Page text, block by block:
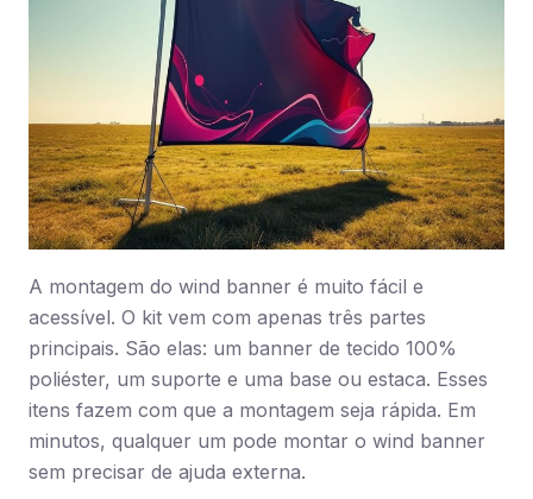
A montagem do wind banner é muito fácil e
acessível. O kit vem com apenas três partes
principais. São elas: um banner de tecido 100%
poliéster, um suporte e uma base ou estaca. Esses
itens fazem com que a montagem seja rápida. Em
minutos, qualquer um pode montar o wind banner
sem precisar de ajuda externa.